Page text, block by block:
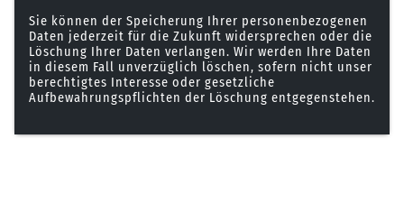
Sie können der Speicherung Ihrer personenbezogenen
Daten jederzeit für die Zukunft widersprechen oder die
Löschung Ihrer Daten verlangen. Wir werden Ihre Daten
in diesem Fall unverzüglich löschen, sofern nicht unser
berechtigtes Interesse oder gesetzliche
Aufbewahrungspflichten der Löschung entgegenstehen.